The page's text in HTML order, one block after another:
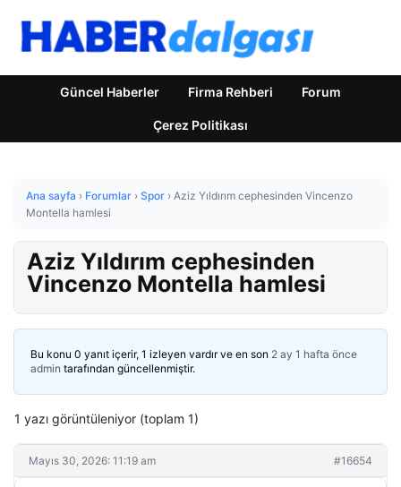
Güncel Haberler Firma Rehberi Forum
Çerez Politikası
Ana sayfa › Forumlar › Spor › Aziz Yıldırım cephesinden Vincenzo
Montella hamlesi
Aziz Yıldırım cephesinden
Vincenzo Montella hamlesi
Bu konu 0 yanıt içerir, 1 izleyen vardır ve en son 2 ay 1 hafta önce
admin tarafından güncellenmiştir.
1 yazı görüntüleniyor (toplam 1)
Mayıs 30, 2026: 11:19 am #16654